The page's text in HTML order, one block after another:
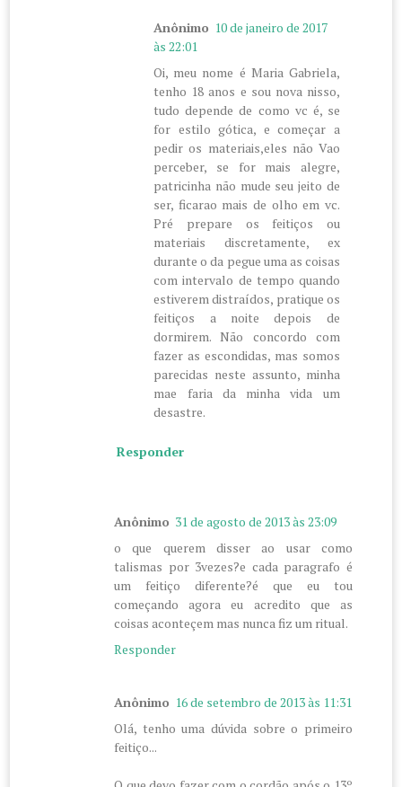
Anônimo 10 de janeiro de 2017
às 22:01
Oi, meu nome é Maria Gabriela,
tenho 18 anos e sou nova nisso,
tudo depende de como vc é, se
for estilo gótica, e começar a
pedir os materiais,eles não Vao
perceber, se for mais alegre,
patricinha não mude seu jeito de
ser, ficarao mais de olho em vc.
Pré prepare os feitiços ou
materiais discretamente, ex
durante o da pegue uma as coisas
com intervalo de tempo quando
estiverem distraídos, pratique os
feitiços a noite depois de
dormirem. Não concordo com
fazer as escondidas, mas somos
parecidas neste assunto, minha
mae faria da minha vida um
desastre.
Responder
Anônimo 31 de agosto de 2013 às 23:09
o que querem disser ao usar como
talismas por 3vezes?e cada paragrafo é
um feitiço diferente?é que eu tou
começando agora eu acredito que as
coisas aconteçem mas nunca fiz um ritual.
Responder
Anônimo 16 de setembro de 2013 às 11:31
Olá, tenho uma dúvida sobre o primeiro
feitiço...